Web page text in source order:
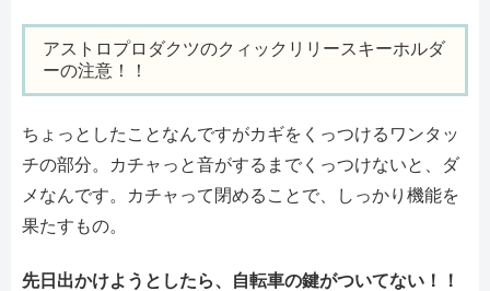
アストロプロダクツのクィックリリースキーホルダ
ーの注意！！
ちょっとしたことなんですがカギをくっつけるワンタッ
チの部分。カチャっと音がするまでくっつけないと、ダ
メなんです。カチャって閉めることで、しっかり機能を
果たすもの。
先日出かけようとしたら、自転車の鍵がついてない！！